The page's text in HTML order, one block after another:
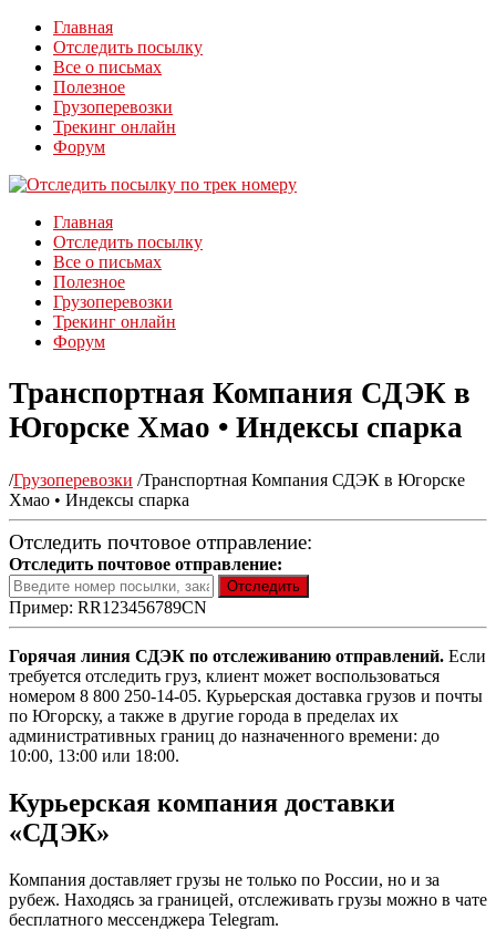
Главная
Отследить посылку
Все о письмах
Полезное
Грузоперевозки
Трекинг онлайн
Форум
Главная
Отследить посылку
Все о письмах
Полезное
Грузоперевозки
Трекинг онлайн
Форум
Транспортная Компания СДЭК в
Югорске Хмао • Индексы спарка
/Грузоперевозки /Транспортная Компания СДЭК в Югорске
Хмао • Индексы спарка
Отследить почтовое отправление:
Отследить почтовое отправление:
Пример: RR123456789CN
Горячая линия СДЭК по отслеживанию отправлений. Если
требуется отследить груз, клиент может воспользоваться
номером 8 800 250-14-05. Курьерская доставка грузов и почты
по Югорску, а также в другие города в пределах их
административных границ до назначенного времени: до
10:00, 13:00 или 18:00.
Курьерская компания доставки
«СДЭК»
Компания доставляет грузы не только по России, но и за
рубеж. Находясь за границей, отслеживать грузы можно в чате
бесплатного мессенджера Telegram.